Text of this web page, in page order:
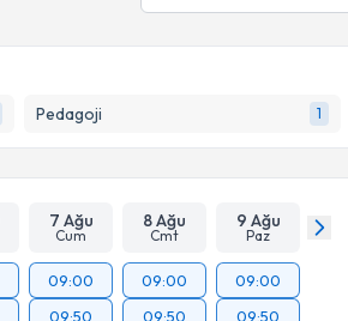
Pedagoji 1
7 Ağu
Cum
8 Ağu
Cmt
9 Ağu
Paz
09:00
09:50
09:00
09:50
09:00
09:50